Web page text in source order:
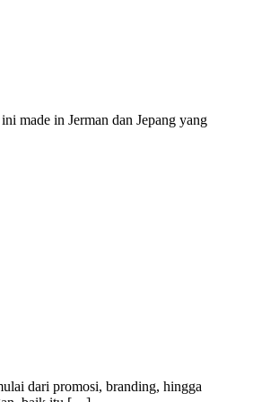
made in Jerman dan Jepang yang
dari promosi, branding, hingga